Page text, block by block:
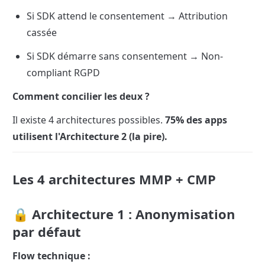
Si SDK attend le consentement → Attribution
cassée
Si SDK démarre sans consentement → Non-
compliant RGPD
Comment concilier les deux ?
Il existe 4 architectures possibles. 75% des apps
utilisent l'Architecture 2 (la pire).
Les 4 architectures MMP + CMP
🔒 Architecture 1 : Anonymisation
par défaut
Flow technique :